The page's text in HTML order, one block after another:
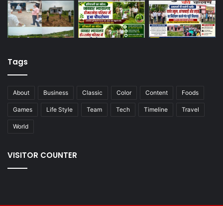
Tags
About Business Classic Color Content Foods
Games Life Style Team Tech Timeline Travel
World
VISITOR COUNTER